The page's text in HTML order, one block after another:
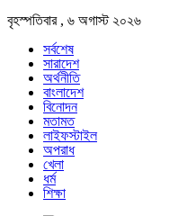
বৃহস্পতিবার , ৬ অগাস্ট ২০২৬
সর্বশেষ
সারাদেশ
অর্থনীতি
বাংলাদেশ
বিনোদন
মতামত
লাইফস্টাইল
অপরাধ
খেলা
ধর্ম
শিক্ষা